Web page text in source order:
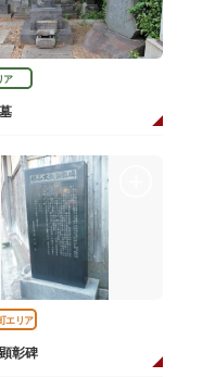
ア
エリア
彰碑